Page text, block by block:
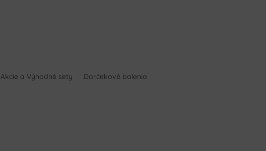
Akcie a Výhodné sety
Darčekové balenia